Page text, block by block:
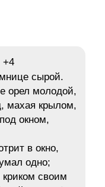
+4
сырой.
орел молодой,
махая крылом,
окном,
в окно,
одно;
своим